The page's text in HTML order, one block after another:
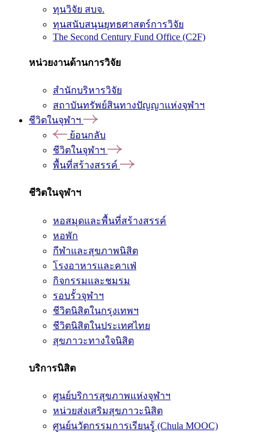
ทุนวิจัย สบจ.
ทุนสนับสนุนยุทธศาสตร์การวิจัย
The Second Century Fund Office (C2F)
หน่วยงานด้านการวิจัย
สำนักบริหารวิจัย
สถาบันทรัพย์สินทางปัญญาแห่งจุฬาฯ
ชีวิตในจุฬาฯ
ย้อนกลับ
ชีวิตในจุฬาฯ
พื้นที่สร้างสรรค์
ชีวิตในจุฬาฯ
หอสมุดและพื้นที่สร้างสรรค์
หอพัก
กีฬาและสุขภาพนิสิต
โรงอาหารและคาเฟ่
กิจกรรมและชมรม
รอบรั้วจุฬาฯ
ชีวิตนิสิตในกรุงเทพฯ
ชีวิตนิสิตในประเทศไทย
สุขภาวะทางใจนิสิต
บริการนิสิต
ศูนย์บริการสุขภาพแห่งจุฬาฯ
หน่วยส่งเสริมสุขภาวะนิสิต
ศูนย์นวัตกรรมการเรียนรู้ (Chula MOOC)